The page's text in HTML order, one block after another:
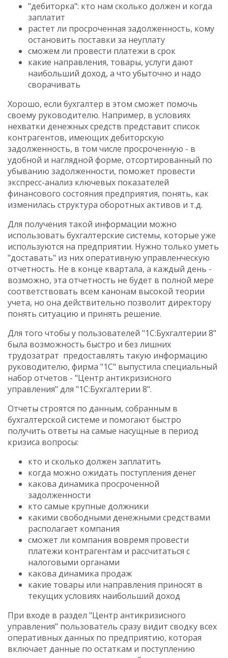
"дебиторка": кто нам сколько должен и когда
заплатит
растет ли просроченная задолженность, кому
остановить поставки за неуплату
сможем ли провести платежи в срок
какие направления, товары, услуги дают
наибольший доход, а что убыточно и надо
сворачивать
Хорошо, если бухгалтер в этом сможет помочь
своему руководителю. Например, в условиях
нехватки денежных средств представит список
контрагентов, имеющих дебиторскую
задолженность, в том числе просроченную - в
удобной и наглядной форме, отсортированный по
убыванию задолженности, поможет провести
экспресс-анализ ключевых показателей
финансового состояния предприятия, понять, как
изменилась структура оборотных активов и т.д.
Для получения такой информации можно
использовать бухгалтерские системы, которые уже
используются на предприятии. Нужно только уметь
"доставать" из них оперативную управленческую
отчетность. Не в конце квартала, а каждый день -
возможно, эта отчетность не будет в полной мере
соответствовать всем канонам высокой теории
учета, но она действительно позволит директору
понять ситуацию и принять решение.
Для того чтобы у пользователей "1С:Бухгалтерии 8"
была возможность быстро и без лишних
трудозатрат предоставлять такую информацию
руководителю, фирма "1С" выпустила специальный
набор отчетов - "Центр антикризисного
управления" для "1С:Бухгалтерии 8".
Отчеты строятся по данным, собранным в
бухгалтерской системе и помогают быстро
получить ответы на самые насущные в период
кризиса вопросы:
кто и сколько должен заплатить
когда можно ожидать поступления денег
какова динамика просроченной
задолженности
кто самые крупные должники
какими свободными денежными средствами
располагает компания
сможет ли компания вовремя провести
платежи контрагентам и рассчитаться с
налоговыми органами
какова динамика продаж
какие товары или направления приносят в
текущих условиях наибольший доход
При входе в раздел "Центр антикризисного
управления" пользователь сразу видит сводку всех
оперативных данных по предприятию, которая
включает данные по остаткам и поступлению